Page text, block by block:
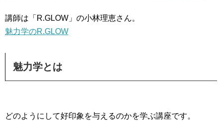
講師は「R.GLOW」の小林理恵さん。
魅力学のR.GLOW
魅力学とは
どのようにして好印象を与えるのかを学ぶ講座です。